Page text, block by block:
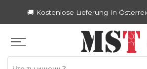
🚚 Kostenlose Lieferung In